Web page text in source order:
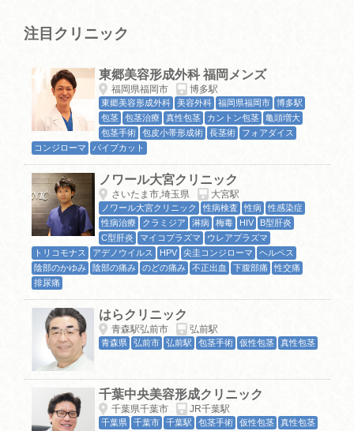
注目クリニック
東郷美容形成外科 福岡メンズ
福岡県福岡市 博多駅
東郷美容形成外科 美容外科 福岡県福岡市
博多駅
包茎
包茎治療 真性包茎 カントン包茎
亀頭増大
包茎手術
包皮小帯形成術 長茎術
フォアダイス
コンジローマ
パイプカット
ノワール大宮クリニック
さいたま市,埼玉県 大宮駅
ノワール大宮クリニック 性病検査 性病
性感染症
性病治療
クラミジア 淋病 梅毒 HIV
B型肝炎
C型肝炎
マイコプラズマ
ウレアプラズマ
トリコモナス
アデノウイルス HPV 尖圭コンジローマ
ヘルペス
陰部のかゆみ
陰部の痛み のどの痛み 不正出血 下腹部痛
性交痛
排尿痛
はらクリニック
青森駅弘前市 弘前駅
青森県 弘前市 弘前駅 包茎手術 仮性包茎 真性包茎
千葉中央美容形成クリニック
千葉県千葉市 JR千葉駅
千葉県 千葉市 千葉駅 包茎手術 仮性包茎
真性包茎